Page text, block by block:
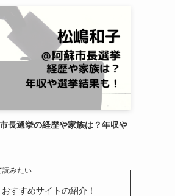
長選挙の経歴や家族は？年収や
読みたい
おすすめサイトの紹介！